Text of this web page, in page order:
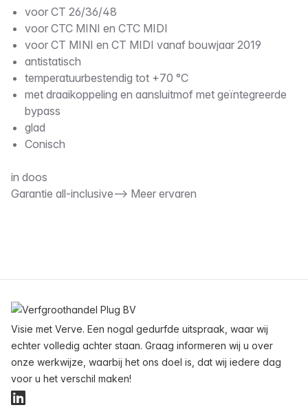
voor CT 26/36/48
voor CTC MINI en CTC MIDI
voor CT MINI en CT MIDI vanaf bouwjaar 2019
antistatisch
temperatuurbestendig tot +70 °C
met draaikoppeling en aansluitmof met geïntegreerde
bypass
glad
Conisch
in doos
Garantie all-inclusive--> Meer ervaren
Visie met Verve. Een nogal gedurfde uitspraak, waar wij
echter volledig achter staan. Graag informeren wij u over
onze werkwijze, waarbij het ons doel is, dat wij iedere dag
voor u het verschil maken!
LinkedIn